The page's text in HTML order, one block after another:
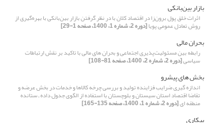
بازار بین‌بانکی
اثرات خلق پول برون‌زا در اقتصاد کلان با در نظر گرفتن بازار بین‌بانکی با بهره‌گیری از
روش تعادل عمومی پویا[دوره 2، شماره 1، 1400، صفحه 1-29]
بحران مالی
رابطه بین مسئولیت‌پذیری اجتماعی و بحران های مالی با تاکید بر نقش ارتباطات
سیاسی[دوره 2، شماره 2، 1400، صفحه 81-108]
بخش های پیشرو
اندازه گیری ضرایب فزاینده تولید و بررسی چرخه کالاها و خدمات در بخش عرضه و
تقاضا اقتصاد استان سیستان و بلوچستان با استفاده از الگوی جدول داده – ستانده
منطقه ای[دوره 2، شماره 1، 1400، صفحه 135-165]
بیکاری